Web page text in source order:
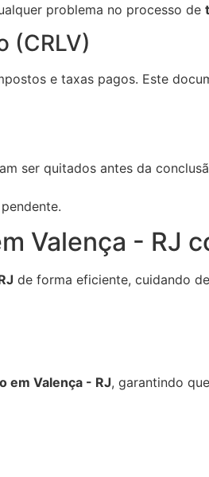
problema no processo de
(CRLV)
e taxas pagos. Este
ser quitados antes da
Valença - RJ
de forma eficiente, cuidando
em Valença - RJ, garantindo